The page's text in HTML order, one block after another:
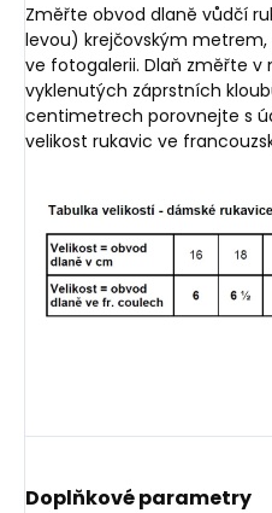
Změřte obvod dlaně vůdčí
levou) krejčovským
ve fotogalerii. Dlaň změřte v
vyklenutých záprstních
centimetrech porovnejte s
velikost rukavic ve
Doplňkové parametry